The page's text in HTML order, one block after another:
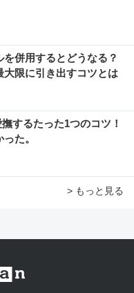
併用するとどうなる？
限に引き出すコツとは
するたった1つのコツ！
た。
> もっと見る